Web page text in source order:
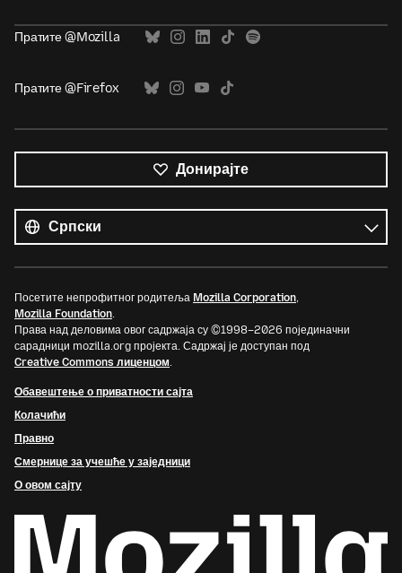
Пратите @Mozilla
Пратите @Firefox
Донирајте
језици
Језик
Посетите непрофитног родитеља Mozilla Corporation,
Mozilla Foundation.
Права над деловима овог садржаја су ©1998–2026 појединачни
сарадници mozilla.org пројекта. Садржај је доступан под
Creative Commons лиценцом.
Обавештење о приватности сајта
Колачићи
Правно
Смернице за учешће у заједници
О овом сајту